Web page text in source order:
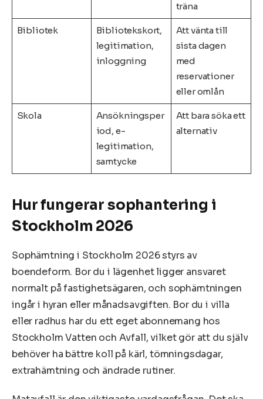
träna
Bibliotek
Bibliotekskort,
legitimation,
inloggning
Att vänta till
sista dagen
med
reservationer
eller omlån
Skola
Ansökningsper
iod, e-
legitimation,
samtycke
Att bara söka ett
alternativ
Hur fungerar sophantering i
Stockholm 2026
Sophämtning i Stockholm 2026 styrs av
boendeform. Bor du i lägenhet ligger ansvaret
normalt på fastighetsägaren, och sophämtningen
ingår i hyran eller månadsavgiften. Bor du i villa
eller radhus har du ett eget abonnemang hos
Stockholm Vatten och Avfall, vilket gör att du själv
behöver ha bättre koll på kärl, tömningsdagar,
extrahämtning och ändrade rutiner.